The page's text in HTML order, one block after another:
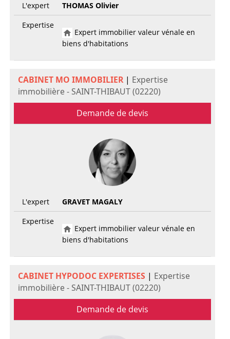
L'expert
THOMAS Olivier
Expertise
Expert immobilier valeur vénale en
biens d'habitations
CABINET MO IMMOBILIER| Expertise
immobilière - SAINT-THIBAUT (02220)
Demande de devis
L'expert
GRAVET MAGALY
Expertise
Expert immobilier valeur vénale en
biens d'habitations
CABINET HYPODOC EXPERTISES | Expertise
immobilière - SAINT-THIBAUT (02220)
Demande de devis